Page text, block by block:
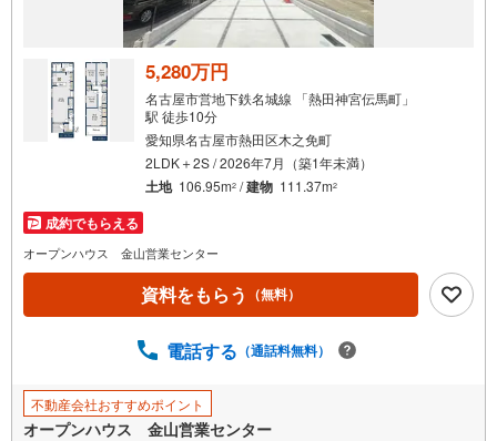
5,280万円
名古屋市営地下鉄名城線 「熱田神宮伝馬町」
駅 徒歩10分
愛知県名古屋市熱田区木之免町
2LDK＋2S / 2026年7月（築1年未満）
土地 106.95m2 /建物 111.37m2
成約でもらえる
オープンハウス 金山営業センター
資料をもらう （無料）
電話する （通話料無料）
不動産会社おすすめポイント
オープンハウス 金山営業センター